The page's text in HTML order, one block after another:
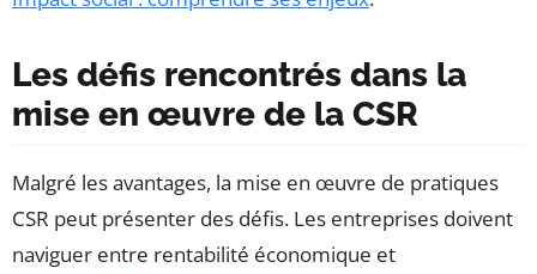
Les défis rencontrés dans la
mise en œuvre de la CSR
Malgré les avantages, la mise en œuvre de pratiques
CSR peut présenter des défis. Les entreprises doivent
naviguer entre rentabilité économique et